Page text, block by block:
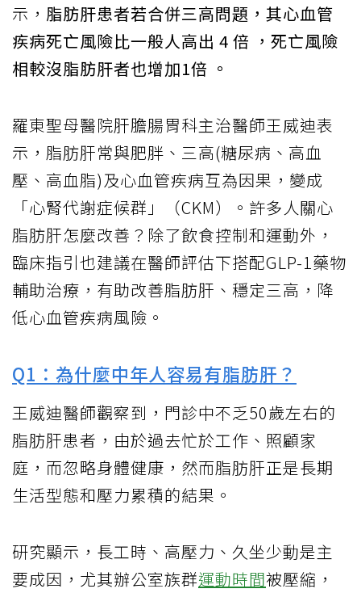
示， 脂肪肝患者若合併三高問題，其心血管
疾病死亡風險比一般人高出 4 倍 ，死亡風險
相較沒脂肪肝者也增加1倍 。
羅東聖母醫院肝膽腸胃科主治醫師王威迪表
示，脂肪肝常與肥胖、三高(糖尿病、高血
壓、高血脂)及心血管疾病互為因果，變成
「心腎代謝症候群」（CKM）。許多人關心
脂肪肝怎麼改善？除了飲食控制和運動外，
臨床指引也建議在醫師評估下搭配GLP-1藥物
輔助治療，有助改善脂肪肝、穩定三高，降
低心血管疾病風險。
Q1：為什麼中年人容易有脂肪肝？
王威迪醫師觀察到，門診中不乏50歲左右的
脂肪肝患者，由於過去忙於工作、照顧家
庭，而忽略身體健康，然而脂肪肝正是長期
生活型態和壓力累積的結果。
研究顯示，長工時、高壓力、久坐少動是主
要成因，尤其辦公室族群運動時間被壓縮，